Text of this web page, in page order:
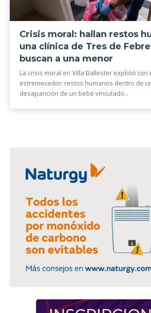
Crisis moral: hallan restos
una clínica de Tres de
buscan a una menor
La crisis moral en Villa Ballester explotó con
estremecedor: restos humanos dentro de
desaparición de un bebé vinculado...